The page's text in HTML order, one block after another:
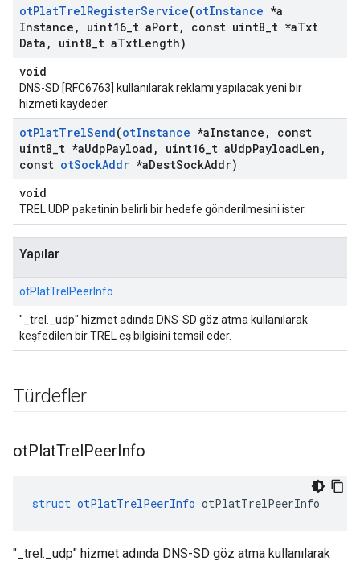
otPlatTrelRegisterService(otInstance *a
Instance , uint16 t aPort, const uint8 t *aTxt
Data , uint8 t aTxtLength)
void
DNS-SD [RFC6763] kullanılarak reklamı yapılacak yeni bir
hizmeti kaydeder.
otPlatTrelSend(otInstance *aInstance ,
const
uint8 t *aUdpPayload , uint16 t aUdpPayloadLen ,
const otSockAddr *aDestSockAddr)
void
TREL UDP paketinin belirli bir hedefe gönderilmesini ister.
Yapılar
otPlatTrelPeerInfo
"_trel._udp" hizmet adında DNS-SD göz atma kullanılarak
keşfedilen bir TREL eş bilgisini temsil eder.
Türdefler
otPlatTrelPeerInfo
struct otPlatTrelPeerInfo otPlatTrelPeerInfo
"_trel._udp" hizmet adında DNS-SD göz atma kullanılarak